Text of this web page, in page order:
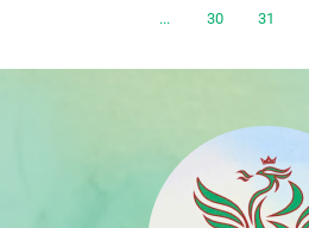
... 30 31